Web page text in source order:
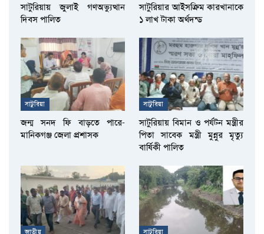
সাটুরিয়ায় জুলাই গণঅভ্যুত্থান
দিবস পালিত
সাটুরিয়ার আইসক্রিম কারখানাকে
১ লাখ টাকা অর্থদন্ড
সাটুরিয়া
জন্ম সনদ ফি বাড়তে পারে-
মানিকগঞ্জ জেলা প্রশাসক
সাটুরিয়া
সাটুরিয়ায় বিমান ও পর্যটন মন্ত্রীর
পিতা সাবেক মন্ত্রী মুন্নুর মৃত্যু
বার্ষিকী পালিত
জাতীয় সাটুরিয়া